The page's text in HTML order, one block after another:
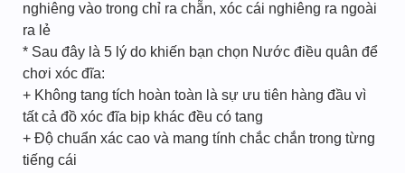
nghiêng vào trong chỉ ra chẵn, xóc cái nghiêng ra ngoài
ra lẻ
* Sau đây là 5 lý do khiến bạn chọn Nước điều quân để
chơi xóc đĩa:
+ Không tang tích hoàn toàn là sự ưu tiên hàng đầu vì
tất cả đồ xóc đĩa bịp khác đều có tang
+ Độ chuẩn xác cao và mang tính chắc chắn trong từng
tiếng cái